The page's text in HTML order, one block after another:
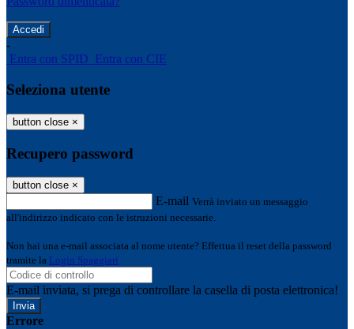
-
Entra con SPID Entra con CIE
Seleziona utente
button close ×
Recupero password
button close ×
E-mail Verrà inviato un messaggio
all'indirizzo indicato con le istruzioni necessarie.
Non hai una e-mail associata al nome utente? Effettua il reset della password
tramite la Login Spaggiari
E-mail inviata, si prega di controllare la casella di posta elettronica!
Errore